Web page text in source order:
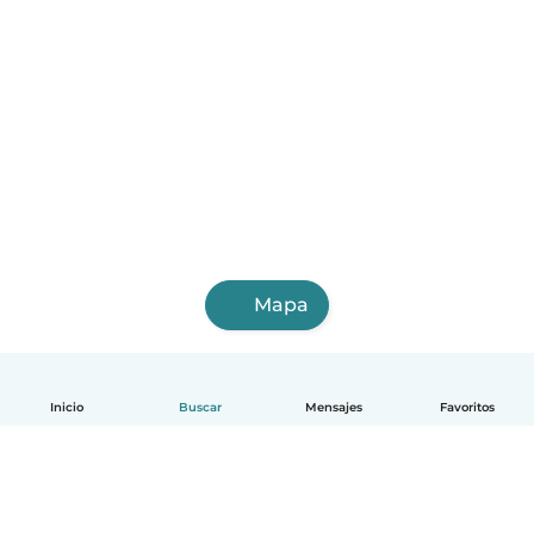
Inicio Buscar Mensajes Favoritos
Mapa